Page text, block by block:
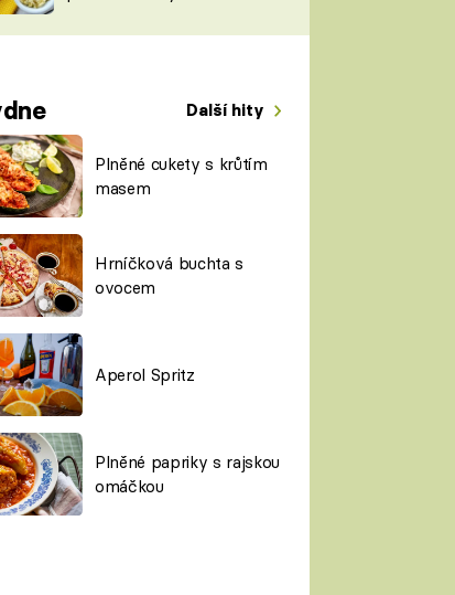
Další hity
Plněné cukety s krůtím
masem
Hrníčková buchta s
ovocem
Aperol Spritz
Plněné papriky s rajskou
omáčkou